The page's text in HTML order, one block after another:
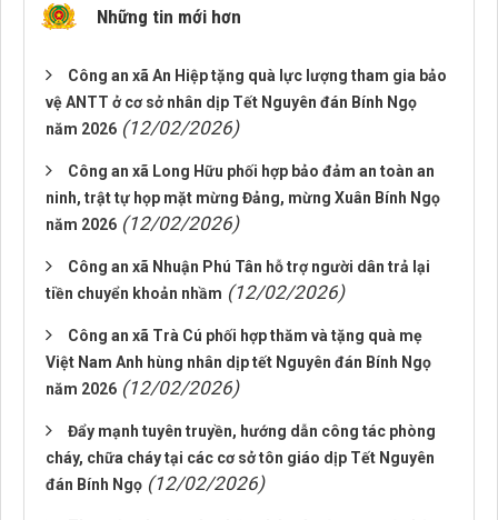
Những tin mới hơn
Công an xã An Hiệp tặng quà lực lượng tham gia bảo
vệ ANTT ở cơ sở nhân dịp Tết Nguyên đán Bính Ngọ
năm 2026 (12/02/2026)
Công an xã Long Hữu phối hợp bảo đảm an toàn an
ninh, trật tự họp mặt mừng Đảng, mừng Xuân Bính Ngọ
năm 2026 (12/02/2026)
Công an xã Nhuận Phú Tân hỗ trợ người dân trả lại
tiền chuyển khoản nhầm (12/02/2026)
Công an xã Trà Cú phối hợp thăm và tặng quà mẹ
Việt Nam Anh hùng nhân dịp tết Nguyên đán Bính Ngọ
năm 2026 (12/02/2026)
Đẩy mạnh tuyên truyền, hướng dẫn công tác phòng
cháy, chữa cháy tại các cơ sở tôn giáo dịp Tết Nguyên
đán Bính Ngọ (12/02/2026)